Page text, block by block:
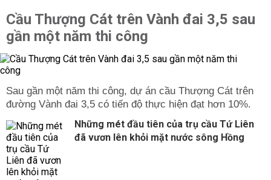
Cầu Thượng Cát trên Vành đai 3,5 sau
gần một năm thi công
Sau gần một năm thi công, dự án cầu Thượng Cát trên
đường Vành đai 3,5 có tiến độ thực hiện đạt hơn 10%.
Những mét đầu tiên của trụ cầu Tứ Liên
đã vươn lên khỏi mặt nước sông Hồng